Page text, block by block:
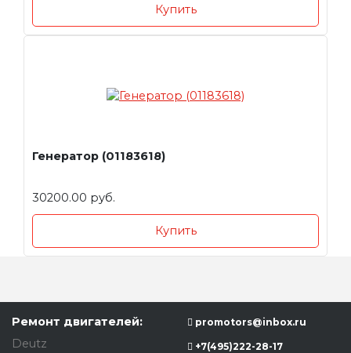
Купить
Генератор (01183618)
30200.00 руб.
Купить
Ремонт двигателей:
Deutz
promotors@inbox.ru
+7(495)222-28-17